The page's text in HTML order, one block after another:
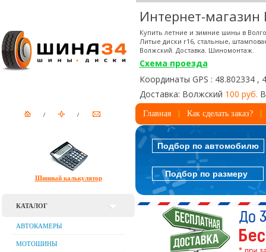
Интернет-
Купить летние и зимние шины в
Литые диски r16, стальные,
Волжский. Доставка. Шиномонтаж.
Схема проезда
Координаты GPS : 48.802334 ,
Доставка: Волжский 100 руб.
Главная Как сделать заказ?
Шинный калькулятор
КАТАЛОГ
АВТОКАМЕРЫ
МОТОШИНЫ
Подбор по автомобилю
Подбор по размеру